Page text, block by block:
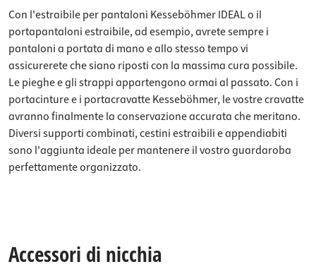
Con l'estraibile per pantaloni Kesseböhmer IDEAL o il
portapantaloni estraibile, ad esempio, avrete sempre i
pantaloni a portata di mano e allo stesso tempo vi
assicurerete che siano riposti con la massima cura possibile.
Le pieghe e gli strappi appartengono ormai al passato. Con i
portacinture e i portacravatte Kesseböhmer, le vostre cravatte
avranno finalmente la conservazione accurata che meritano.
Diversi supporti combinati, cestini estraibili e appendiabiti
sono l'aggiunta ideale per mantenere il vostro guardaroba
perfettamente organizzato.
Accessori di nicchia